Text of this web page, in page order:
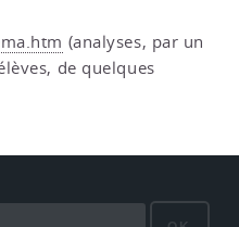
(analyses, par un
de quelques